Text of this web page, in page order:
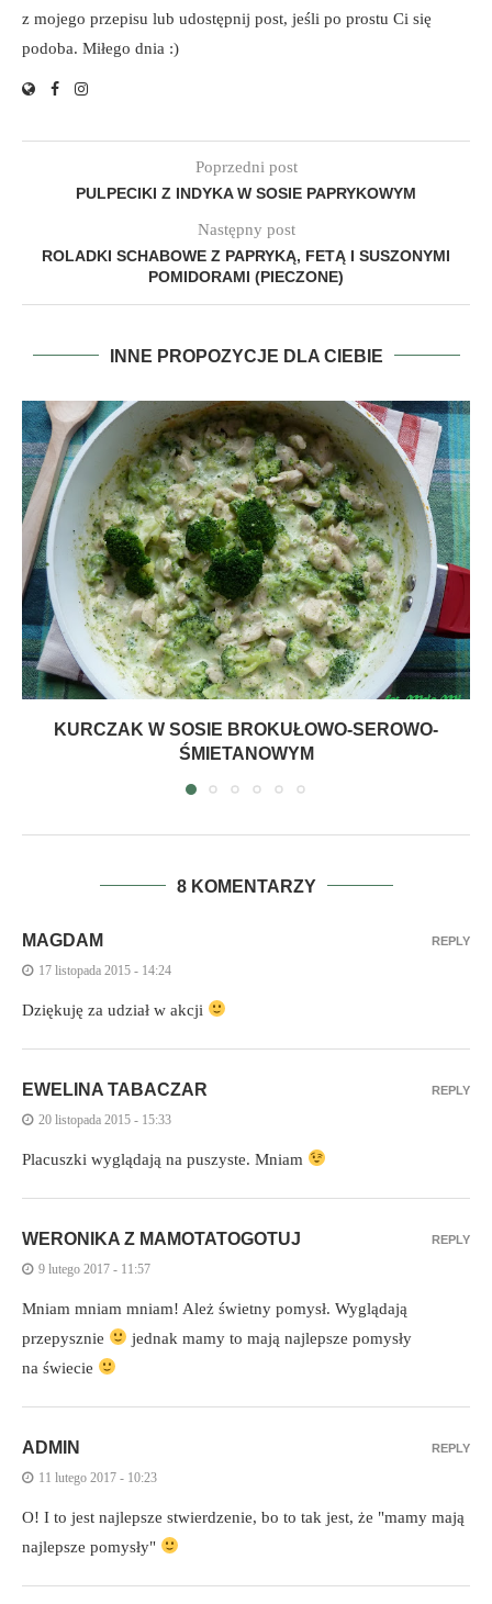
z mojego przepisu lub udostępnij post, jeśli po prostu Ci się
podoba. Miłego dnia :)
Poprzedni post
PULPECIKI Z INDYKA W SOSIE PAPRYKOWYM
Następny post
ROLADKI SCHABOWE Z PAPRYKĄ, FETĄ I SUSZONYMI
POMIDORAMI (PIECZONE)
INNE PROPOZYCJE DLA CIEBIE
KURCZAK W SOSIE BROKUŁOWO-SEROWO-
ŚMIETANOWYM
8 KOMENTARZY
MAGDAM
17 listopada 2015 - 14:24
Dziękuję za udział w akcji
REPLY
EWELINA TABACZAR
20 listopada 2015 - 15:33
Placuszki wyglądają na puszyste. Mniam
REPLY
WERONIKA Z MAMOTATOGOTUJ
9 lutego 2017 - 11:57
Mniam mniam mniam! Ależ świetny pomysł. Wyglądają
przepysznie
jednak mamy to mają najlepsze pomysły
na świecie
REPLY
ADMIN
11 lutego 2017 - 10:23
O! I to jest najlepsze stwierdzenie, bo to tak jest, że "mamy mają
najlepsze pomysły"
REPLY